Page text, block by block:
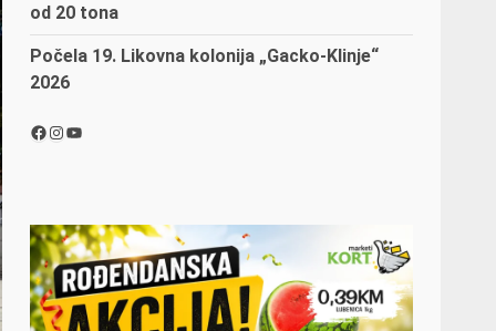
od 20 tona
Počela 19. Likovna kolonija „Gacko-Klinje“
2026
Facebook
Instagram
YouTube